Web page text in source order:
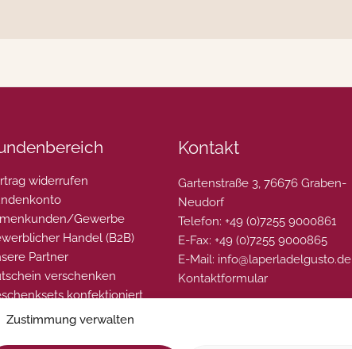
Zustimmung verwalten
widerrufen
Gewerbe
Handel (B2B)
Partner
verschenken
konfektioniert
Kontakt
Gartenstraße 3, 76676 Graben-
Neudorf
Telefon: +49 (0)7255 9000861
E-Fax: +49 (0)7255 9000865
E-Mail: info@laperladelgusto.de
Kontaktformular